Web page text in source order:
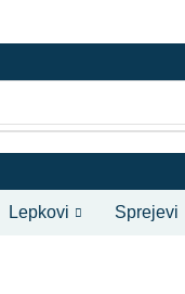
Lepkovi Sprejevi